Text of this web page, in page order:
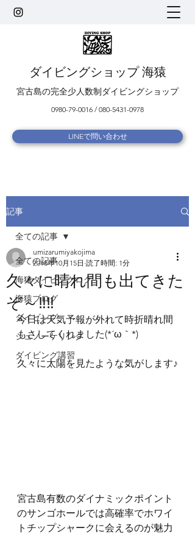
ダイビングショップ 海猿
宮古島の完全少人数制ダイビングショップ
0980-79-0016 /080-5431-0978
LINEで問い合わせ
記事
全ての記事
海猿ダイビングログ
海猿ブログ
ダイビング
シュノーケリング
ダイビング講習
全ての記事
久々に晴れ間も出てきた
ぞ～‼‼
umizarumiyakojima
2018年10月15日 読了時間: 1分
今日は天気予報が外れて時折晴れ間
もさしてくれました(*´ω｀*)
久々に太陽を見たような気がします♪
宮古島有数のダイナミックポイント
のサンゴホールでは高確率でホワイ
トチップシャークに会えるのが魅力